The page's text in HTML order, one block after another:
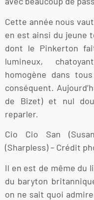
Cette année nous
en est ainsi du jeune
dont le Pinkerton
lumineux,
homogène dans
conséquent.
de Bizet) et nul
reparler.
Cio Cio San
(Sharpless) – Crédit
Il en est de même du
du baryton
on ne sait quoi